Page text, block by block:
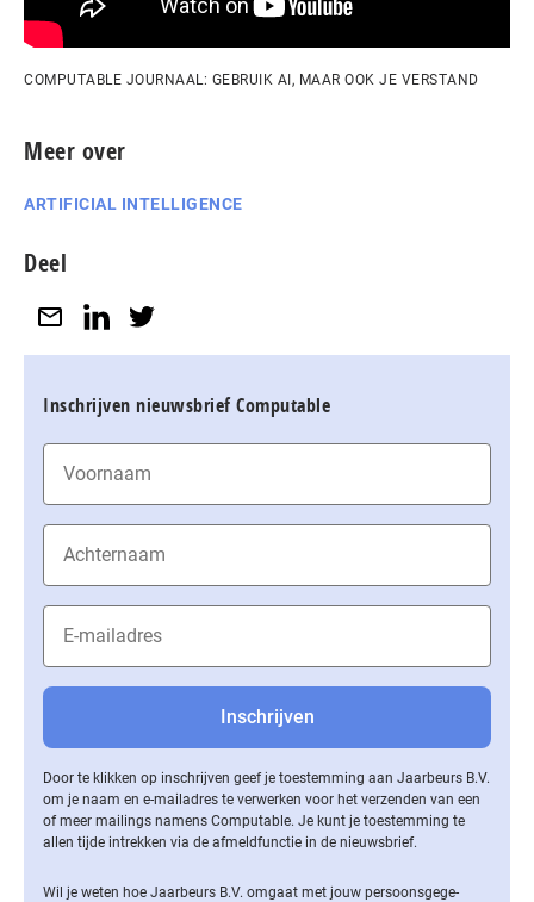
COMPUTABLE JOURNAAL: GEBRUIK AI, MAAR OOK JE VERSTAND
Meer over
ARTIFICIAL INTELLIGENCE
Deel
Inschrijven nieuwsbrief Computable
Door te klikken op inschrijven geef je toestemming aan Jaarbeurs B.V.
om je naam en e-mailadres te verwerken voor het verzenden van een
of meer mailings namens Computable. Je kunt je toestemming te
allen tijde intrekken via de af­meld­func­tie in de nieuwsbrief.
Wil je weten hoe Jaarbeurs B.V. omgaat met jouw per­soons­ge­ge­